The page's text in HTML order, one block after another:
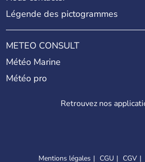
Légende des pictogrammes
METEO CONSULT
Météo Marine
Météo pro
Retrouvez nos
Mentions légales CGU CGV